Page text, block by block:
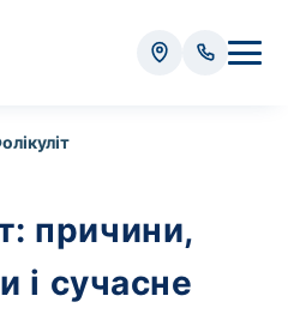
причини,
і сучасне
- 50 грн
(крім крові) - від